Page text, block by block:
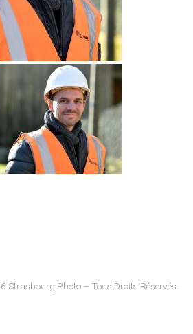
Photo – Tous Droits Réservés.